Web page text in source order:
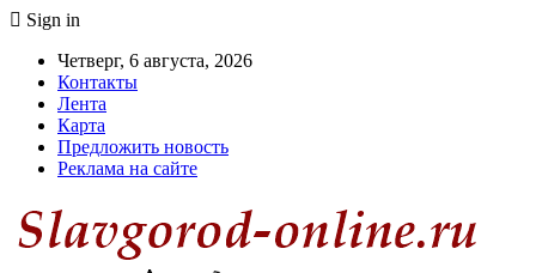
Sign in
Четверг, 6 августа, 2026
Контакты
Лента
Карта
Предложить новость
Реклама на сайте